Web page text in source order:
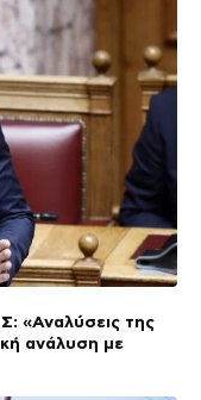
«Αναλύσεις της
ανάλυση με